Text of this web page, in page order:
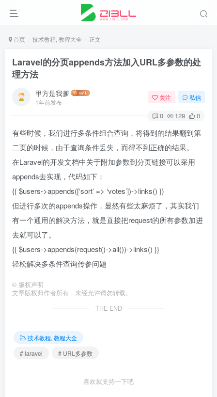
首页 技术教程, 教程大全 正文
Laravel的分页appends方法加入URL多参数的处
理方法
甲方是我爹
1年前发布
关注 私信
0 129 0
有些时候，我们进行多条件组合查询，将得到的结果翻到第
二页的时候，由于查询条件丢失，而得不到正确的结果。
在Laravel的开发文档中关于附加参数到分页链接可以采用
appends去实现，代码如下：
{{ $users->appends([‘sort’ => ‘votes’])->links() }}
但进行多次的appends操作，显然有些太麻烦了，其实我们
有一个通用的解决方法，就是直接把request的所有参数加进
去就可以了。
{{ $users->appends(request()->all())->links() }}
轻松解决多条件查询传参问题
© 版权声明
文章版权归作者所有，未经允许请勿转载。
THE END
技术教程, 教程大全
# laravel
# URL多参数
喜欢就支持一下吧